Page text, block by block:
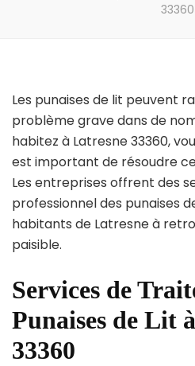
33360
Les punaises de lit peuvent
problème grave dans de
habitez à Latresne 33360,
est important de résoudre
Les entreprises offrent des
professionnel des punaises
habitants de Latresne à
paisible.
Services de
Punaises de Lit
33360